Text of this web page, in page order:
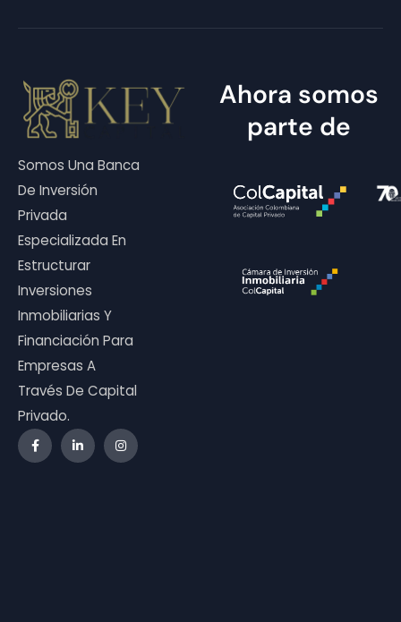
Somos Una Banca
De Inversión
Privada
Especializada En
Estructurar
Inversiones
Inmobiliarias Y
Financiación Para
Empresas A
Través De Capital
Privado.
Ahora somos
parte de